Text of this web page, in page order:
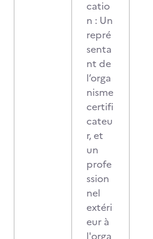
catio
n : Un
repré
senta
nt de
l’orga
nisme
certifi
cateu
r, et
un
profe
ssion
nel
extéri
eur à
l'orga